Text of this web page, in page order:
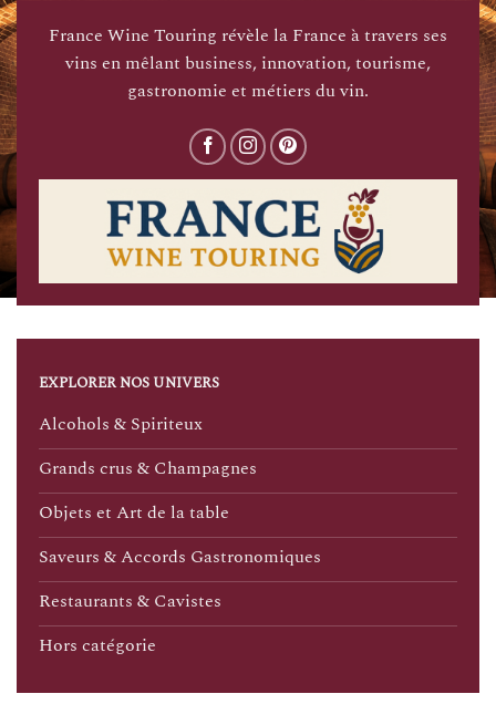
France Wine Touring révèle la France à travers ses
vins en mêlant business, innovation, tourisme,
gastronomie et métiers du vin.
EXPLORER NOS UNIVERS
Alcohols & Spiriteux
Grands crus & Champagnes
Objets et Art de la table
Saveurs & Accords Gastronomiques
Restaurants & Cavistes
Hors catégorie